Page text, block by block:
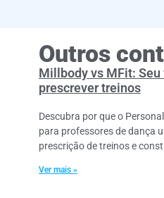
Outros
Millbody vs MFit:
prescrever treinos
Descubra por que o
para professores de dança
prescrição de treinos e
Ver mais »